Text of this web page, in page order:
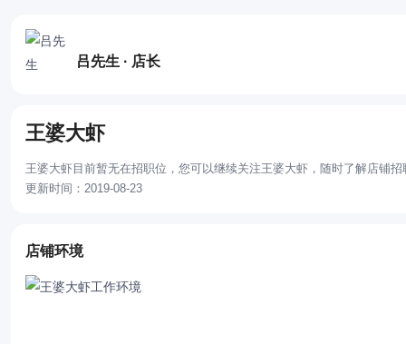
吕先生 · 店长
王婆大虾
王婆大虾目前暂无在招职位，您可以继续关注王婆大虾，随时了解店铺招
更新时间：2019-08-23
店铺环境